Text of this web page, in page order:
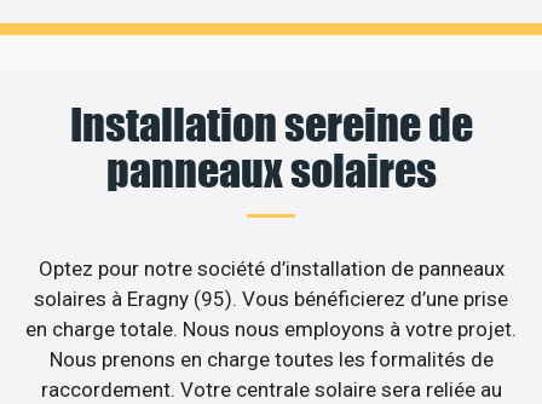
Installation sereine de
panneaux solaires
Optez pour notre société d’installation de panneaux
solaires à Eragny (95). Vous bénéficierez d’une prise
en charge totale. Nous nous employons à votre projet.
Nous prenons en charge toutes les formalités de
raccordement. Votre centrale solaire sera reliée au